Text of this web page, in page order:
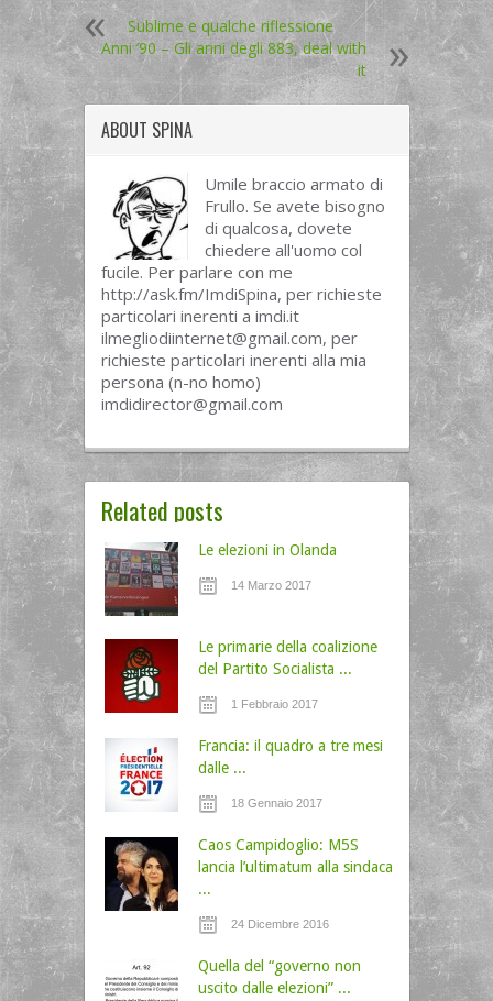
Sublime e qualche riflessione
Anni ’90 – Gli anni degli 883, deal with
it
ABOUT SPINA
Umile braccio armato di
Frullo. Se avete bisogno
di qualcosa, dovete
chiedere all'uomo col
fucile. Per parlare con me
http://ask.fm/ImdiSpina, per richieste
particolari inerenti a imdi.it
ilmegliodiinternet@gmail.com, per
richieste particolari inerenti alla mia
persona (n-no homo)
imdidirector@gmail.com
Related posts
Le elezioni in Olanda
14 Marzo 2017
Le primarie della coalizione
del Partito Socialista ...
1 Febbraio 2017
Francia: il quadro a tre mesi
dalle ...
18 Gennaio 2017
Caos Campidoglio: M5S
lancia l’ultimatum alla sindaca
...
24 Dicembre 2016
Quella del “governo non
uscito dalle elezioni” ...